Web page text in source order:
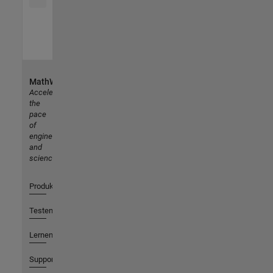
MathWorks
Accelerating
the
pace
of
engineering
and
science
Produkte
Testen oder Kaufen
Lernen
Support